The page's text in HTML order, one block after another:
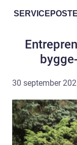
30 september